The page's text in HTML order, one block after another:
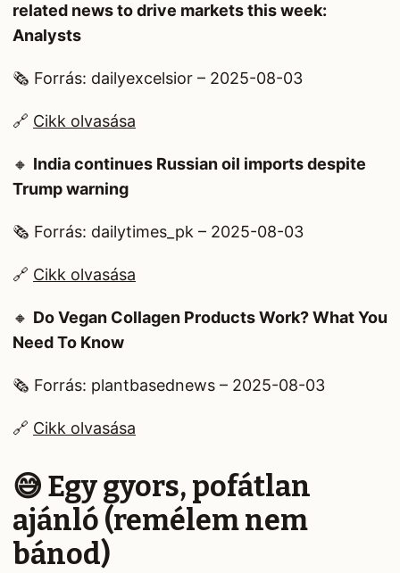
related news to drive markets this week:
Analysts
🗞️ Forrás: dailyexcelsior – 2025-08-03
🔗 Cikk olvasása
🔸 India continues Russian oil imports despite
Trump warning
🗞️ Forrás: dailytimes_pk – 2025-08-03
🔗 Cikk olvasása
🔸 Do Vegan Collagen Products Work? What You
Need To Know
🗞️ Forrás: plantbasednews – 2025-08-03
🔗 Cikk olvasása
😅 Egy gyors, pofátlan
ajánló (remélem nem
bánod)